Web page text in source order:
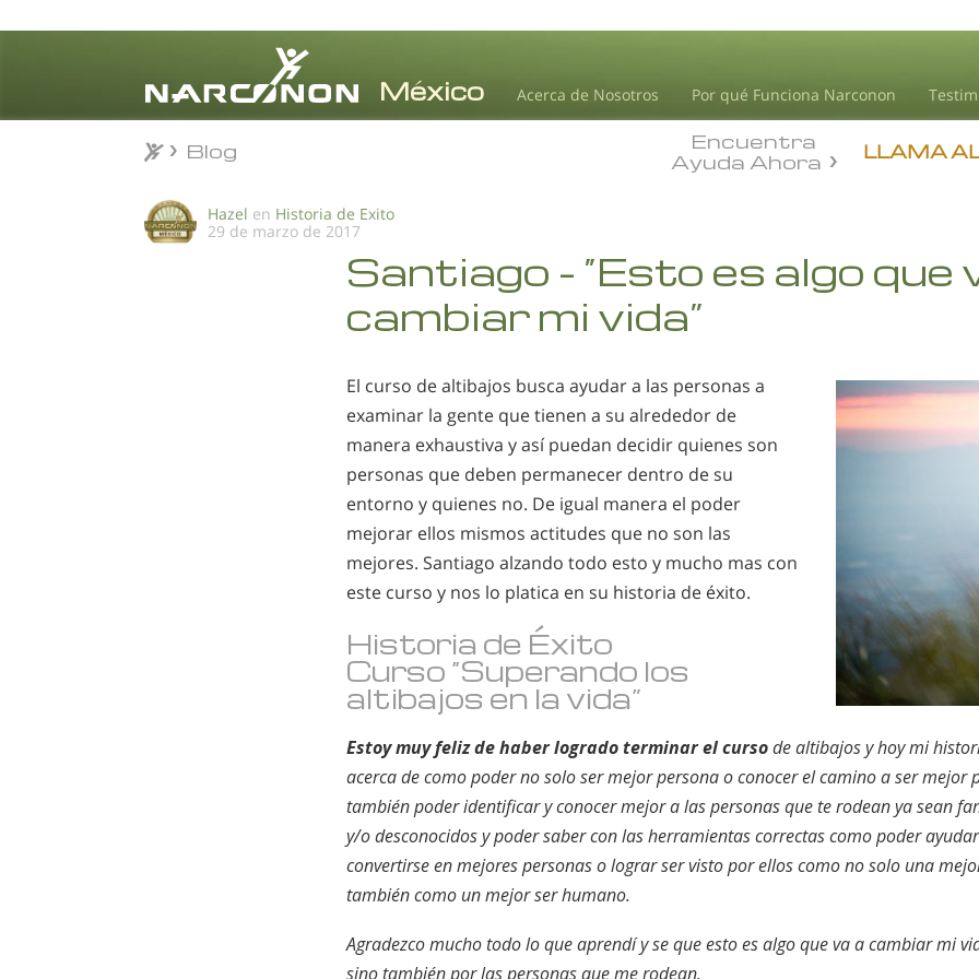
Acerca de Nosotros Por qué Funciona Narconon
LLAMA
Encuentra
Ayuda Ahora
Blog
Hazel en Historia de Exito
29 de marzo de 2017
Santiago - “Esto es algo que
cambiar mi vida”
El curso de altibajos busca ayudar a las personas a
examinar la gente que tienen a su alrededor de
manera exhaustiva y así puedan decidir quienes son
personas que deben permanecer dentro de su
entorno y quienes no. De igual manera el poder
mejorar ellos mismos actitudes que no son las
mejores. Santiago alzando todo esto y mucho mas con
este curso y nos lo platica en su historia de éxito.
Historia de Éxito
Curso “Superando los
altibajos en la vida”
Estoy muy feliz de haber logrado terminar el cursode altibajos y hoy mi
acerca de como poder no solo ser mejor persona o conocer el camino a ser mejor
también poder identificar y conocer mejor a las personas que te rodean ya sean
y/o desconocidos y poder saber con las herramientas correctas como poder
convertirse en mejores personas o lograr ser visto por ellos como no solo una
también como un mejor ser humano.
Agradezco mucho todo lo que aprendí y se que esto es algo que va a cambiar mi
sino también por las personas que me rodean.
Blog